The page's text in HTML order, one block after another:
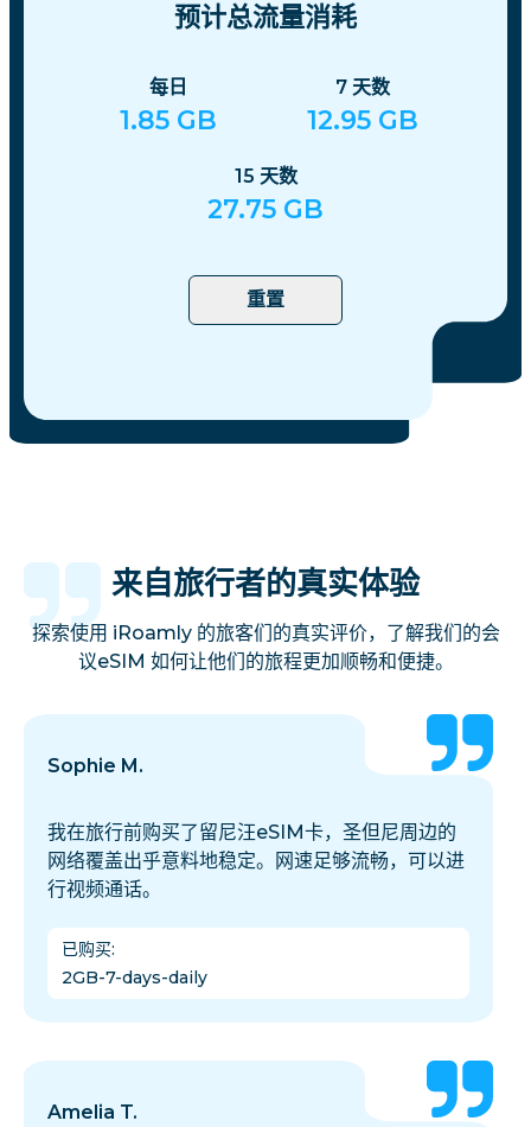
预计总流量消耗
每日
1.85 GB
7 天数
12.95 GB
15 天数
27.75 GB
重置
来自旅行者的真实体验
探索使用 iRoamly 的旅客们的真实评价，了解我们的会
议eSIM 如何让他们的旅程更加顺畅和便捷。
Sophie M.
我在旅行前购买了留尼汪eSIM卡，圣但尼周边的
网络覆盖出乎意料地稳定。网速足够流畅，可以进
行视频通话。
已购买:
2GB-7-days-daily
Amelia T.